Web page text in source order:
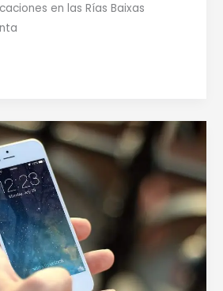
en las Rías Baixas